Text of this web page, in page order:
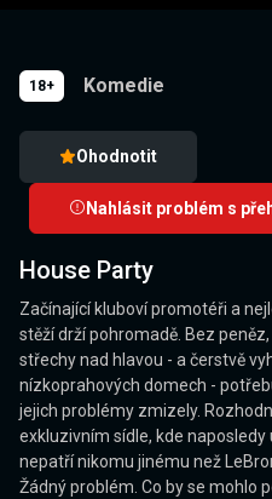
18+ Komedie
Ohodnotit
Nahlásit problém s
House Party
Začínající kluboví promotéři a
stěží drží pohromadě. Bez
střechy nad hlavou - a čerstvě
nízkoprahových domech -
jejich problémy zmizely.
exkluzivním sídle, kde
nepatří nikomu jinému než
Žádný problém. Co by se mohlo